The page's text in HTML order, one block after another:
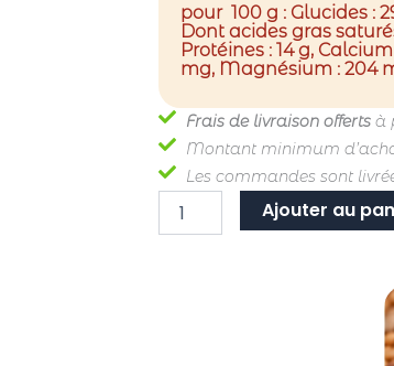
pour 100 g : Glucides :
Dont acides gras
Protéines : 14 g,
mg, Magnésium : 204
Frais de livraison offerts à
Montant minimum
Les commandes sont
quantité
Ajouter au